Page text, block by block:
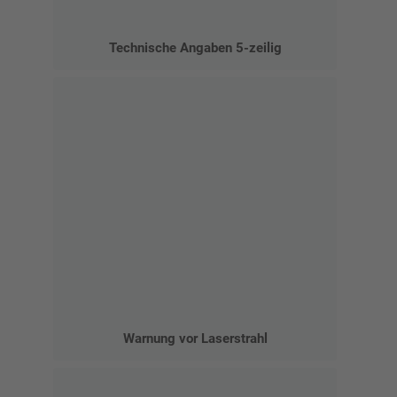
Technische Angaben 5-zeilig
Warnung vor Laserstrahl